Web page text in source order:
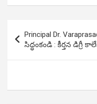
navigation
Principal Dr.
సిద్ధంకండి : కీర్తన డిగ్రీ